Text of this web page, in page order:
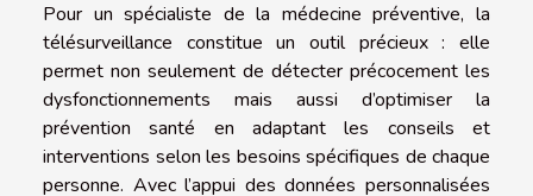
Pour un spécialiste de la médecine préventive, la
télésurveillance constitue un outil précieux : elle
permet non seulement de détecter précocement les
dysfonctionnements mais aussi d’optimiser la
prévention santé en adaptant les conseils et
interventions selon les besoins spécifiques de chaque
personne. Avec l’appui des données personnalisées